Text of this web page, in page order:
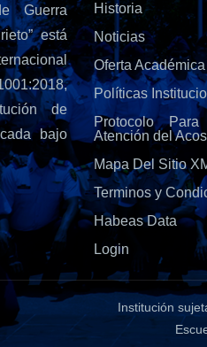
Guerra
está
de
bajo
Historia
Noticias
Oferta Académica
Políticas
Protocolo
Atención del
Mapa Del Sitio
Terminos y
Habeas Data
Login
Institución